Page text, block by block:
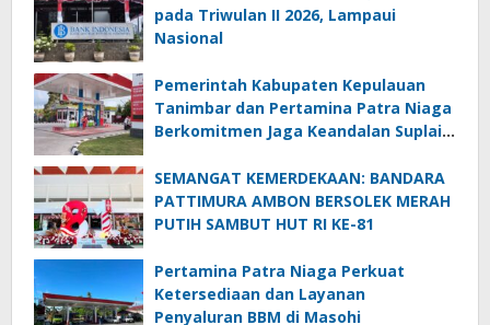
pada Triwulan II 2026, Lampaui
Nasional
Pemerintah Kabupaten Kepulauan
Tanimbar dan Pertamina Patra Niaga
Berkomitmen Jaga Keandalan Suplai
SEMANGAT KEMERDEKAAN: BANDARA
PATTIMURA AMBON BERSOLEK MERAH
PUTIH SAMBUT HUT RI KE-81
Pertamina Patra Niaga Perkuat
Ketersediaan dan Layanan
Penyaluran BBM di Masohi